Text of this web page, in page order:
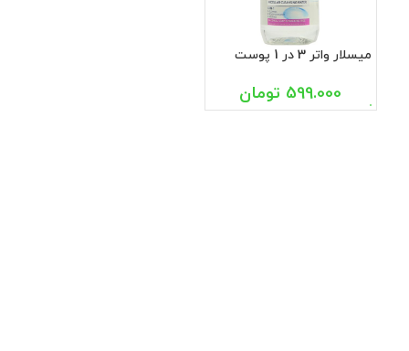
میسلار واتر 3 در 1 پوست
599.000 تومان